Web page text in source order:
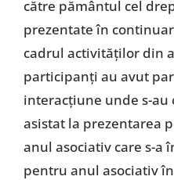
către pământul cel
prezentate în
cadrul activităților din
participanți au avut
interacțiune unde s-au
asistat la prezentarea
anul asociativ care s-a
pentru anul asociativ